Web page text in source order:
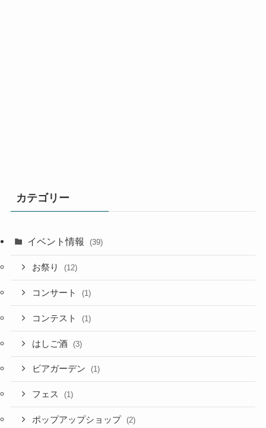
カテゴリー
イベント情報 (39)
お祭り (12)
コンサート (1)
コンテスト (1)
はしご酒 (3)
ビアガーデン (1)
フェス (1)
ポップアップショップ (2)